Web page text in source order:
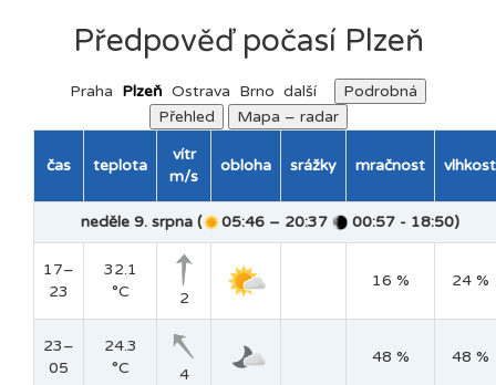
Předpověď počasí Plzeň
Praha Plzeň Ostrava Brno další
Podrobná
Přehled
Mapa – radar
čas teplota
vítr
m/s
obloha srážky mračnost vlhkost
neděle 9. srpna ( 05:46 – 20:37 00:57 - 18:50)
17–
23
32.1
°C
2
16 % 24 %
23–
05
24.3
°C
4
48 % 48 %